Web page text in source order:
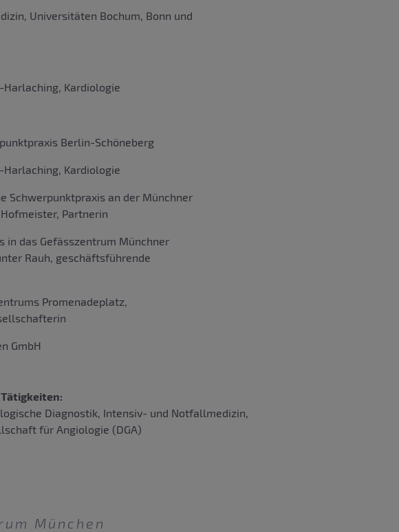
Universitäten Bochum, Bonn und
Kardiologie
Berlin-Schöneberg
Kardiologie
Schwerpunktpraxis an der Münchner
Partnerin
in das Gefässzentrum Münchner
Rauh, geschäftsführende
Promenadeplatz,
GmbH
Diagnostik, Intensiv- und Notfallmedizin,
für Angiologie (DGA)
München